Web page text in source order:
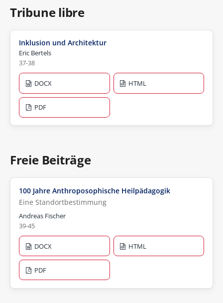
Tribune libre
Inklusion und Architektur
Eric Bertels
37-38
DOCX HTML
PDF
Freie Beiträge
100 Jahre Anthroposophische Heilpädagogik
Eine Standortbestimmung
Andreas Fischer
39-45
DOCX HTML
PDF